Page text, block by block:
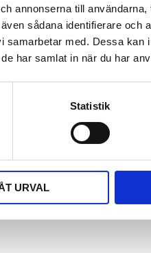
annonserna till
sådana identifierare och
med. Dessa kan
har samlat in när du har
Statistik
URVAL
driftscykler hos
och analys direkt i